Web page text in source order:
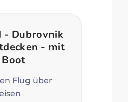
- Dubrovnik
- mit
Flug über